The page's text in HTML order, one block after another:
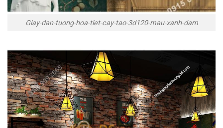
Giay-dan-tuong-hoa-tiet-cay-tao-3d120-mau-xanh-dam